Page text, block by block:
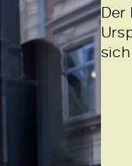
Der